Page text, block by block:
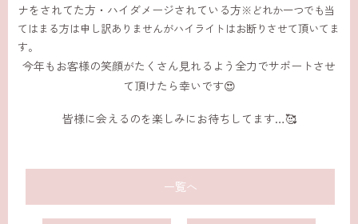
ナをされてた方・ハイダメージされている方※どれか一つでも当
てはまる方は申し訳ありませんがハイライトはお断りさせて頂いてま
す。
今年もお客様の笑顔がたくさん見れるよう全力でサポートさせ
て頂けたら幸いです😍
皆様に会えるのを楽しみにお待ちしてます…🥰
一覧へ